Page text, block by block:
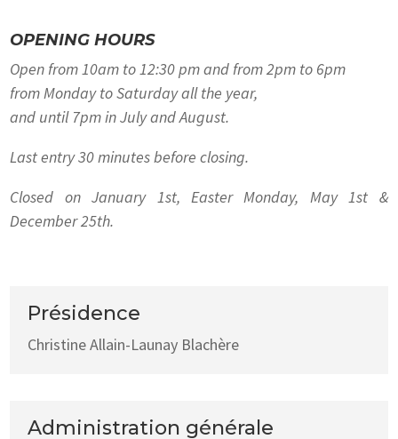
OPENING HOURS
Open from 10am to 12:30 pm and from 2pm to 6pm
from Monday to Saturday all the year,
and until 7pm in July and August.
Last entry 30 minutes before closing.
Closed on January 1st, Easter Monday, May 1st &
December 25th.
Présidence
Christine Allain-Launay Blachère
Administration générale